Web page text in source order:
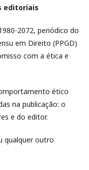
editoriais
2072, periódico do
em Direito (PPGD)
com a ética e
ético
na publicação: o
e do editor.
qualquer outro